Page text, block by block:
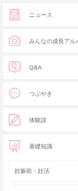
ニュース
みんなの成長アル
Q&A
つぶやき
体験談
基礎知識
妊娠前・妊活